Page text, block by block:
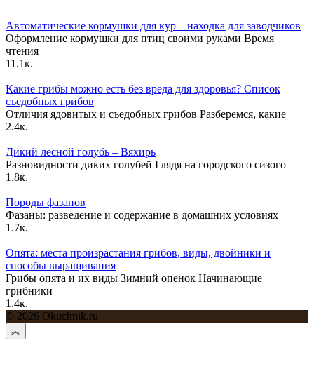
Автоматические кормушки для кур – находка для заводчиков
Оформление кормушки для птиц своими руками Время
чтения
11.1к.
Какие грибы можно есть без вреда для здоровья? Список
съедобных грибов
Отличия ядовитых и съедобных грибов Разберемся, какие
2.4к.
Дикий лесной голубь – Вяхирь
Разновидности диких голубей Глядя на городского сизого
1.8к.
Породы фазанов
Фазаны: разведение и содержание в домашних условиях
1.7к.
Опята: места произрастания грибов, виды, двойники и
способы выращивания
Грибы опята и их виды Зимний опенок Начинающие
грибники
1.4к.
© 2026 Okuchnik.ru